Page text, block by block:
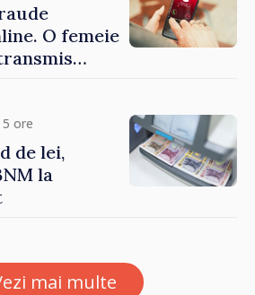
O femeie
ore
de lei,
la
mai multe